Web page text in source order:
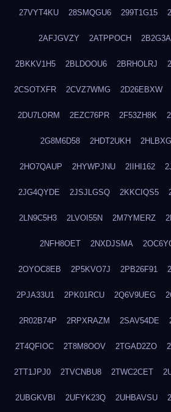
27VYT4KU 28SMQGU6 299T1G15
2AFJGVZY 2ATPPOCH
2BKKV1H5 2BLDOOU6 2BRHOLRJ
2CSOTXFR 2CVZ7WMG 2D26EBXW
2DU7LORM 2EZC76PR 2F53ZH8K
2G8M6D58 2HDT2UKH
2HO7QAUP 2HYWPJNU 2IIHI162
2JG4QYDE 2JSJLGSQ 2KKCIQS5
2LN9C5H3 2LVOI55N 2M7YMERZ
2NFH8OET 2NXDJSMA
2OYOC8EB 2P5KVO7J 2PB26F91
2PJA33U1 2PK01RCU 2Q6V9UEG
2R02B74P 2RPXRAZM 2SAV54DE
2T4QFIOC 2T8M8OOV 2TGAD2ZO
2TT1JPJ0 2TVCNBU8 2TWC2CET
2UBGKVBI 2UFYK23Q 2UHBAVSU